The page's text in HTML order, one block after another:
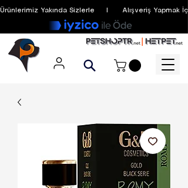
Ürünlerimiz Yakında Sizlerle     I      Alışveriş